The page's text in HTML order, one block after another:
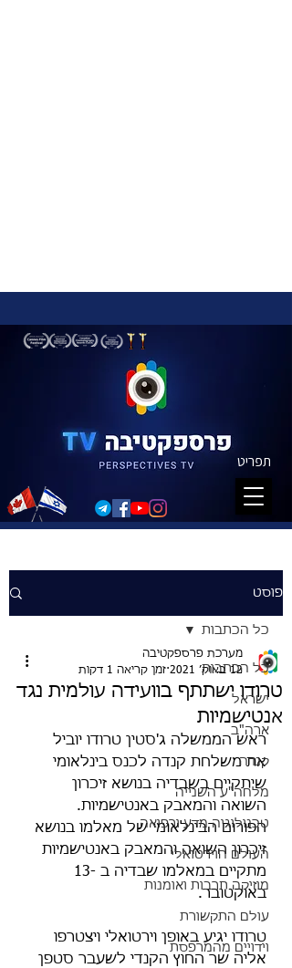
תפריט
פוסט
כל הכתבות
ישראל
ארה"ב
קנדה
מלחה"ע השנייה
טכנולוגיה מדע ורפואה
העולם הוירטואלי
מוזיקה תרבות ואומנות
עולם התקשורת
וידויים מהמרפסת
כל הכתבות
טרודו ישתתף בוועידה עולמית נגד
אנטישמיות
מערכת פרספקטיבה
12 באוק׳ 2021
זמן קריאה 1 דקות
ראש הממשלה ג'סטין טרודו יוביל
את משלחת קנדה לכנס בינלאומי
שיתקיים בשבדיה בנושא זיכרון
השואה והמאבק באנטישמיות.
הפורום הבינלאומי של מאלמו בנושא
זיכרון השואה והמאבק באנטישמיות
באוקטובר.
טרודו יגיע באופן וירטואלי ויצטרפו
אליה שר החוץ הקנדי לשעבר סטפן